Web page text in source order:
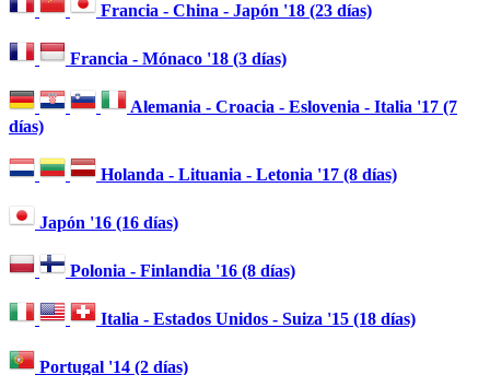
Francia - China - Japón '18 (23 días)
Francia - Mónaco '18 (3 días)
Alemania - Croacia - Eslovenia - Italia '17 (7
días)
Holanda - Lituania - Letonia '17 (8 días)
Japón '16 (16 días)
Polonia - Finlandia '16 (8 días)
Italia - Estados Unidos - Suiza '15 (18 días)
Portugal '14 (2 días)